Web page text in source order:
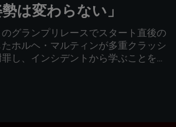
は変わらない」
グランプリレースでスタート直後の
ホルヘ・マルティンが多重クラッシ
し、インシデントから学ぶことを強